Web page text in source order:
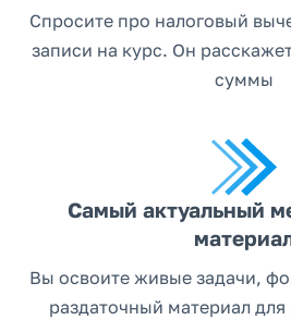
Спросите про налоговый
записи на курс. Он
суммы
Самый актуальный
Вы освоите живые задачи,
раздаточный материал